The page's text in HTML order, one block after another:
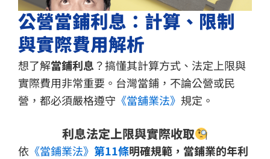
公營當鋪利息：計算、限制
與實際費用解析
想了解當鋪利息？搞懂其計算方式、法定上限與
實際費用非常重要。台灣當鋪，不論公營或民
營，都必須嚴格遵守 《當舖業法》 規定。
利息法定上限與實際收取
依 《當鋪業法》 第11條明確規範，當鋪業的年利